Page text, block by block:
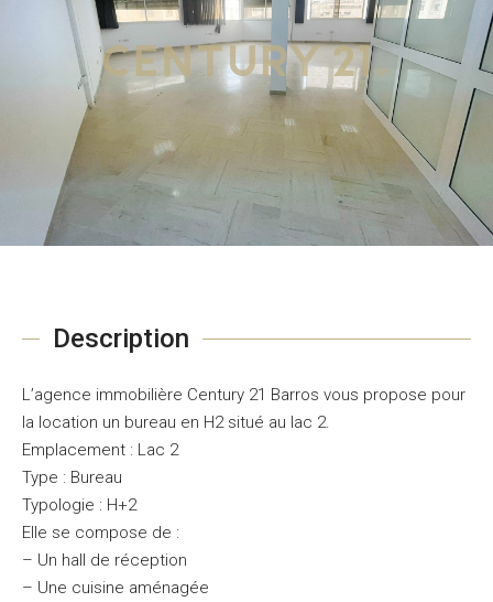
Description
L’agence immobilière Century 21 Barros vous propose pour
la location un bureau en H2 situé au lac 2.
Emplacement : Lac 2
Type : Bureau
Typologie : H+2
Elle se compose de :
– Un hall de réception
– Une cuisine aménagée